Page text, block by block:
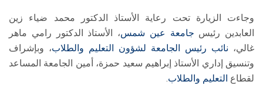
وجاءت الزيارة تحت رعاية الأستاذ الدكتور محمد ضياء زين
العابدين رئيس جامعة عين شمس، الأستاذ الدكتور رامي ماهر
غالي، نائب رئيس الجامعة لشؤون التعليم والطلاب، وبإشراف
وتنسيق إداري الأستاذ إبراهيم سعيد حمزة، أمين الجامعة المساعد
لقطاع التعليم والطلاب.